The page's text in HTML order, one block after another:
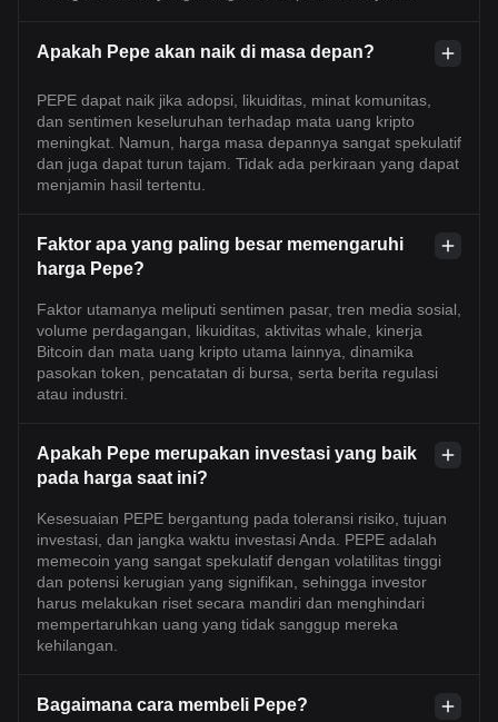
Apakah Pepe akan naik di masa depan?
PEPE dapat naik jika adopsi, likuiditas, minat komunitas,
dan sentimen keseluruhan terhadap mata uang kripto
meningkat. Namun, harga masa depannya sangat spekulatif
dan juga dapat turun tajam. Tidak ada perkiraan yang dapat
menjamin hasil tertentu.
Faktor apa yang paling besar memengaruhi
harga Pepe?
Faktor utamanya meliputi sentimen pasar, tren media sosial,
volume perdagangan, likuiditas, aktivitas whale, kinerja
Bitcoin dan mata uang kripto utama lainnya, dinamika
pasokan token, pencatatan di bursa, serta berita regulasi
atau industri.
Apakah Pepe merupakan investasi yang baik
pada harga saat ini?
Kesesuaian PEPE bergantung pada toleransi risiko, tujuan
investasi, dan jangka waktu investasi Anda. PEPE adalah
memecoin yang sangat spekulatif dengan volatilitas tinggi
dan potensi kerugian yang signifikan, sehingga investor
harus melakukan riset secara mandiri dan menghindari
mempertaruhkan uang yang tidak sanggup mereka
kehilangan.
Bagaimana cara membeli Pepe?